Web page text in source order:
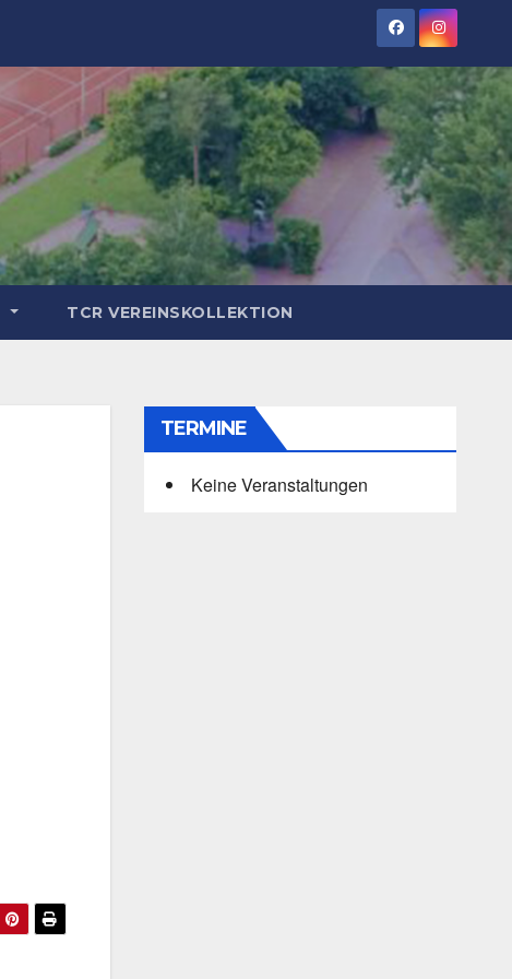
TCR VEREINSKOLLEKTION
TERMINE
Keine Veranstaltungen